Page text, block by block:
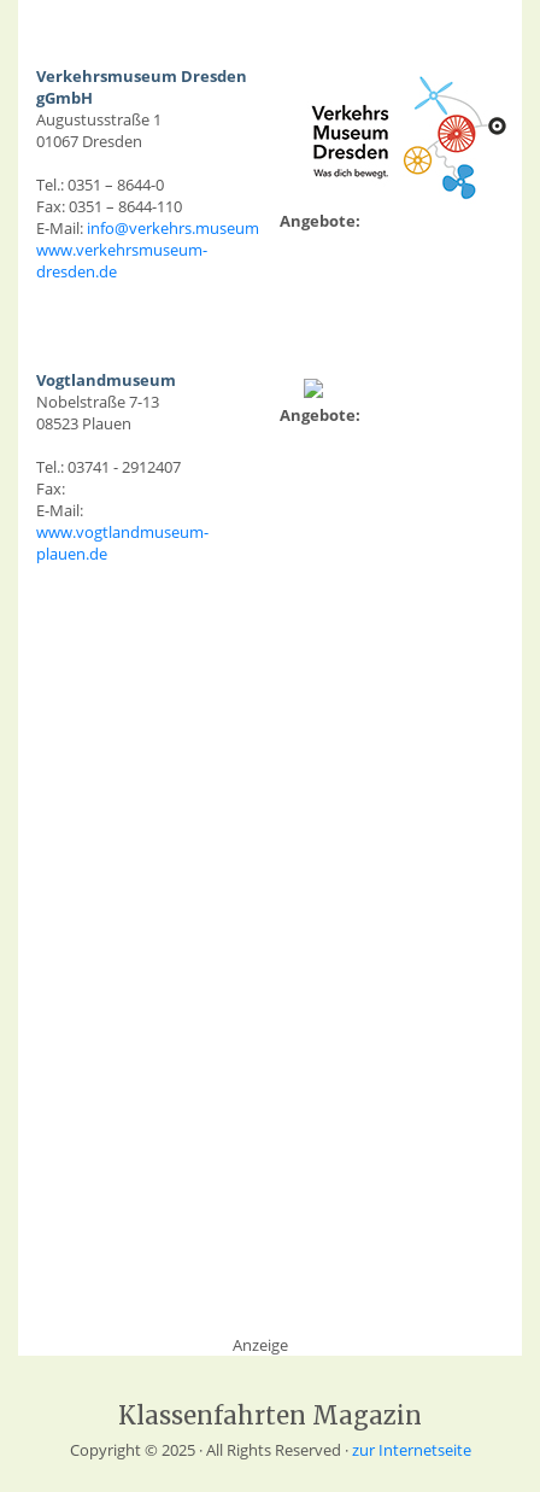
Verkehrsmuseum Dresden
gGmbH
Augustusstraße 1
01067 Dresden
Tel.: 0351 – 8644-0
Fax: 0351 – 8644-110
E-Mail: info@verkehrs.museum
www.verkehrsmuseum-
dresden.de
Angebote:
Vogtlandmuseum
Nobelstraße 7-13
08523 Plauen
Tel.: 03741 - 2912407
Fax:
E-Mail:
www.vogtlandmuseum-
plauen.de
Angebote:
Anzeige
Klassenfahrten Magazin
Copyright © 2025 · All Rights Reserved ·zur Internetseite